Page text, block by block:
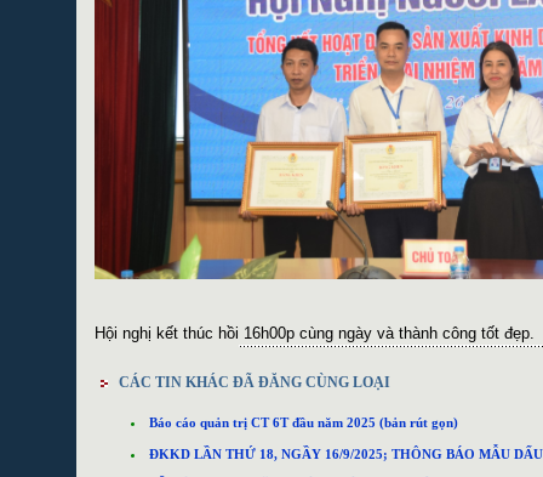
Hội nghị kết thúc hồi 16h00p cùng ngày và thành công tốt đẹp.
CÁC TIN KHÁC ĐÃ ĐĂNG CÙNG LOẠI
Báo cáo quản trị CT 6T đầu năm 2025 (bản rút gọn)
ĐKKD LẦN THỨ 18, NGẦY 16/9/2025; THÔNG BÁO MẪU DẤU